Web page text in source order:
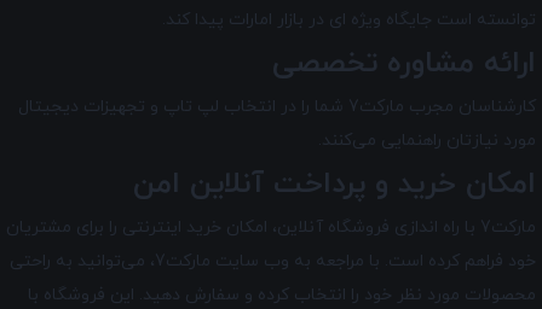
توانسته است جایگاه ویژه ای در بازار امارات پیدا کند.
ارائه مشاوره تخصصی
کارشناسان مجرب مارکت7 شما را در انتخاب لپ ‌تاپ و تجهیزات دیجیتال
مورد نیازتان راهنمایی می‌کنند.
امکان خرید و پرداخت آنلاین امن
مارکت7 با راه ‌اندازی فروشگاه آنلاین، امکان خرید اینترنتی را برای مشتریان
خود فراهم کرده است. با مراجعه به وب سایت مارکت7، می‌توانید به راحتی
محصولات مورد نظر خود را انتخاب کرده و سفارش دهید. این فروشگاه با